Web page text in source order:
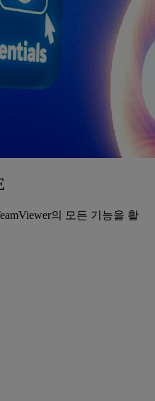
의 모든 기능을 활